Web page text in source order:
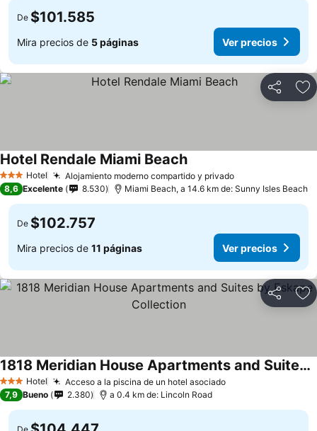
De $101.585
Mira precios de 5 páginas Ver precios
Compartir
3 Estrellas
Hotel Alojamiento moderno compartido y privado
Hotel Rendale Miami Beach
8,6 Excelente 8.530 Miami Beach, a 14.6 km de: Sunny Isles Beach
De $102.757
Mira precios de 11 páginas Ver precios
Compartir
3 Estrellas
Hotel Acceso a la piscina de un hotel asociado
1818 Meridian House Apartments and Suites by Eskape Collection
7,9 Bueno 2.380 a 0.4 km de: Lincoln Road
De